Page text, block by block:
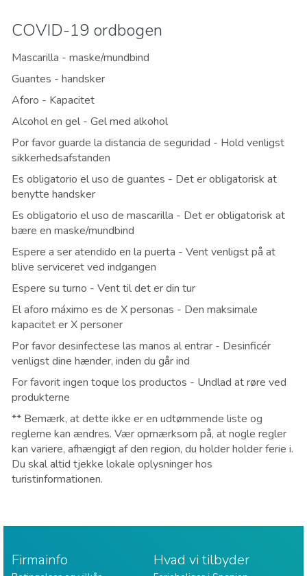
COVID-19 ordbogen
Mascarilla - maske/mundbind
Guantes - handsker
Aforo - Kapacitet
Alcohol en gel - Gel med alkohol
Por favor guarde la distancia de seguridad - Hold venligst
sikkerhedsafstanden
Es obligatorio el uso de guantes - Det er obligatorisk at
benytte handsker
Es obligatorio el uso de mascarilla - Det er obligatorisk at
bære en maske/mundbind
Espere a ser atendido en la puerta - Vent venligst på at
blive serviceret ved indgangen
Espere su turno - Vent til det er din tur
El aforo máximo es de X personas - Den maksimale
kapacitet er X personer
Por favor desinfectese las manos al entrar - Desinficér
venligst dine hænder, inden du går ind
For favorit ingen toque los productos - Undlad at røre ved
produkterne
** Bemærk, at dette ikke er en udtømmende liste og
reglerne kan ændres. Vær opmærksom på, at nogle regler
kan variere, afhængigt af den region, du holder holder ferie i.
Du skal altid tjekke lokale oplysninger hos
turistinformationen.
Firmainfo Hvad vi tilbyder